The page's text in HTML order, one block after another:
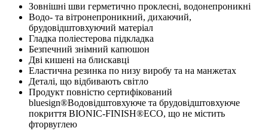
Зовнішні шви герметично проклеєні, водонепроникні
Водо- та вітронепроникний, дихаючий,
брудовідштовхуючий матеріал
Гладка поліестерова підкладка
Безпечний знімний капюшон
Дві кишені на блискавці
Еластична резинка по низу виробу та на манжетах
Деталі, що відбивають світло
Продукт повністю сертифікований
bluesign®Водовідштовхуюче та брудовідштовхуюче
покриття BIONIC-FINISH®ECO, що не містить
фторвуглею